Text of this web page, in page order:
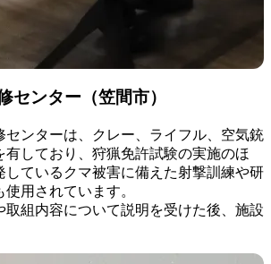
センター（笠間市）
ンターは、クレー、ライフル、空気銃
有しており、狩猟免許試験の実施のほ
しているクマ被害に備えた射撃訓練や研
用されています。
組内容について説明を受けた後、施設